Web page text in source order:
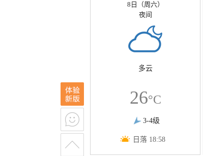
8日（周六）
夜间
多云
26°C
3-4级
日落 18:58